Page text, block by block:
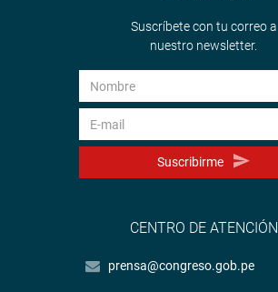
Suscríbete con tu correo a
nuestro newsletter.
Suscribirme
CENTRO DE ATENCIÓN
prensa@congreso.gob.pe